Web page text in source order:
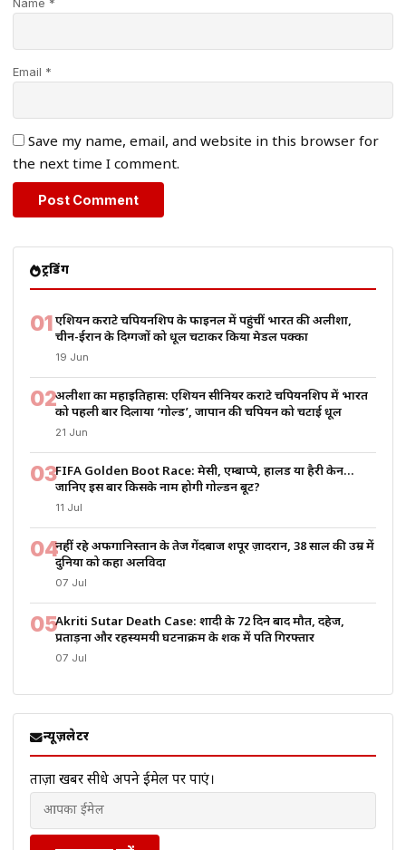
Name *
Email *
Save my name, email, and website in this browser for
the next time I comment.
ट्रेंडिंग
01एशियन कराटे चैंपियनशिप के फाइनल में पहुंचीं भारत की अलीशा,
चीन-ईरान के दिग्गजों को धूल चटाकर किया मेडल पक्का
19 Jun
02अलीशा का महाइतिहास: एशियन सीनियर कराटे चैंपियनशिप में भारत
को पहली बार दिलाया ‘गोल्ड’, जापान की चैंपियन को चटाई धूल
21 Jun
03FIFA Golden Boot Race: मेसी, एम्बाप्पे, हालैंड या हैरी केन…
जानिए इस बार किसके नाम होगी गोल्डन बूट?
11 Jul
04नहीं रहे अफगानिस्तान के तेज गेंदबाज शपूर ज़ादरान, 38 साल की उम्र में
दुनिया को कहा अलविदा
07 Jul
05Akriti Sutar Death Case: शादी के 72 दिन बाद मौत, दहेज,
प्रताड़ना और रहस्यमयी घटनाक्रम के शक में पति गिरफ्तार
07 Jul
न्यूज़लेटर
ताज़ा खबरें सीधे अपने ईमेल पर पाएं।